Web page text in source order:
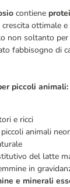
contiene
ottimale
non soltanto
fabbisogno di
piccoli animali:
e ricci
animali
del latte
in
e minerali